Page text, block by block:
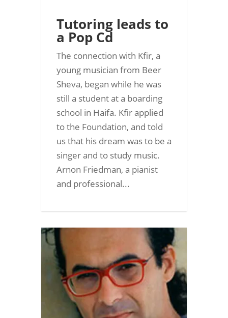
Tutoring leads to
a Pop Cd
The connection with Kfir, a
young musician from Beer
Sheva, began while he was
still a student at a boarding
school in Haifa. Kfir applied
to the Foundation, and told
us that his dream was to be a
singer and to study music.
Arnon Friedman, a pianist
and professional...